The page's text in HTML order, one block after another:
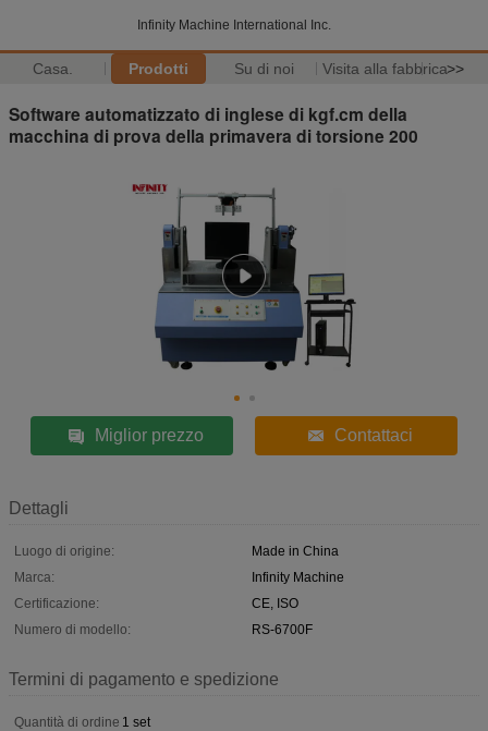
Infinity Machine International Inc.
Casa. Prodotti Su di noi Visita alla fabbrica>>
Software automatizzato di inglese di kgf.cm della
macchina di prova della primavera di torsione 200
Miglior prezzo Contattaci
Dettagli
Luogo di origine:
Made in China
Marca:
Infinity Machine
Certificazione:
CE, ISO
Numero di modello:
RS-6700F
Termini di pagamento e spedizione
Quantità di ordine 1 set